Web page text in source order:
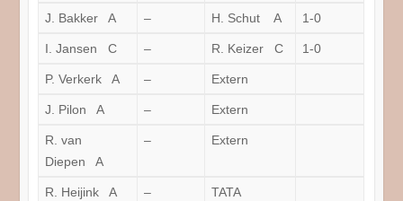
J. Bakker A – H. Schut A 1-0
I. Jansen C – R. Keizer C 1-0
P. Verkerk A – Extern
J. Pilon A – Extern
R. van
Diepen A
– Extern
R. Heijink A – TATA